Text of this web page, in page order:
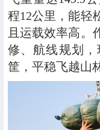
程12公里，能轻
且运载效率高。
修、航线规划
筐，平稳飞越山